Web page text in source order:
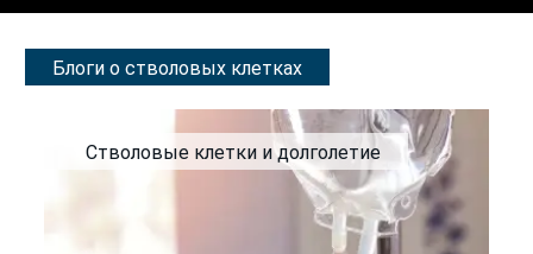
Блоги о стволовых клетках
Стволовые клетки и долголетие